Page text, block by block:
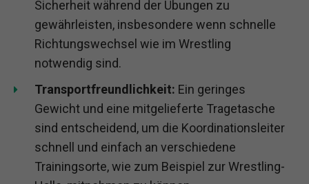
Sicherheit während der Übungen zu
gewährleisten, insbesondere wenn schnelle
Richtungswechsel wie im Wrestling
notwendig sind.
Transportfreundlichkeit: Ein geringes
Gewicht und eine mitgelieferte Tragetasche
sind entscheidend, um die Koordinationsleiter
schnell und einfach an verschiedene
Trainingsorte, wie zum Beispiel zur Wrestling-